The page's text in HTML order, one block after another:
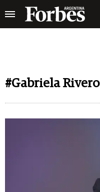
#Gabriela Rivero